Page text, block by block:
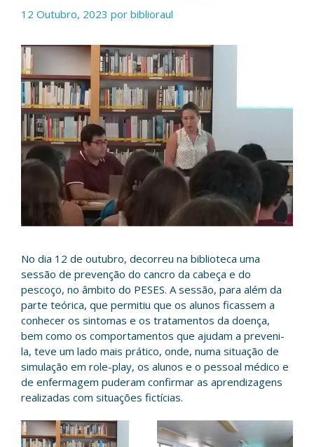
12 Outubro, 2023 por biblioraul
No dia 12 de outubro, decorreu na biblioteca uma
sessão de prevenção do cancro da cabeça e do
pescoço, no âmbito do PESES. A sessão, para além da
parte teórica, que permitiu que os alunos ficassem a
conhecer os sintomas e os tratamentos da doença,
bem como os comportamentos que ajudam a preveni-
la, teve um lado mais prático, onde, numa situação de
simulação em role-play, os alunos e o pessoal médico e
de enfermagem puderam confirmar as aprendizagens
realizadas com situações fictícias.